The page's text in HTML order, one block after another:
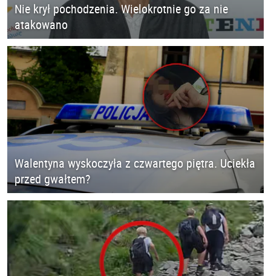
Nie krył pochodzenia. Wielokrotnie go za nie
atakowano
Walentyna wyskoczyła z czwartego piętra. Uciekła
przed gwałtem?